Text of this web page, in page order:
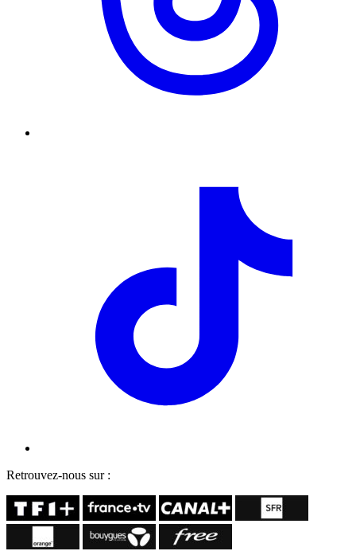
Retrouvez-nous sur :